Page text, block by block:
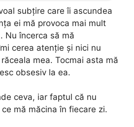
subțire care îi ascundea
ei mă provoca mai mult
Nu încerca să mă
cerea atenție și nici nu
mea. Tocmai asta mă
obsesiv la ea.
ceva, iar faptul că nu
mă măcina în fiecare zi.